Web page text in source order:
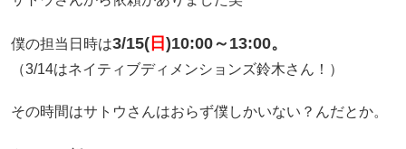
僕の担当日時は3/15(日 )10:00～13:00。
（3/14はネイティブディメンションズ鈴木さん！）
その時間はサトウさんはおらず僕しかいない？んだとか。